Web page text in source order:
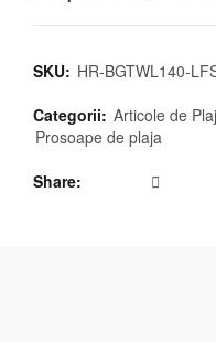
SKU: HR-BGTWL140-
Categorii: Articole de
Prosoape de plaja
Share